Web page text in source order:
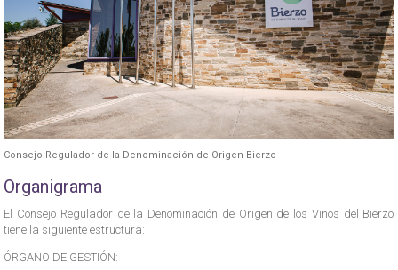
Consejo Regulador de la Denominación de Origen Bierzo
Organigrama
El Consejo Regulador de la Denominación de Origen de los Vinos del Bierzo
tiene la siguiente estructura:
ÓRGANO DE GESTIÓN: